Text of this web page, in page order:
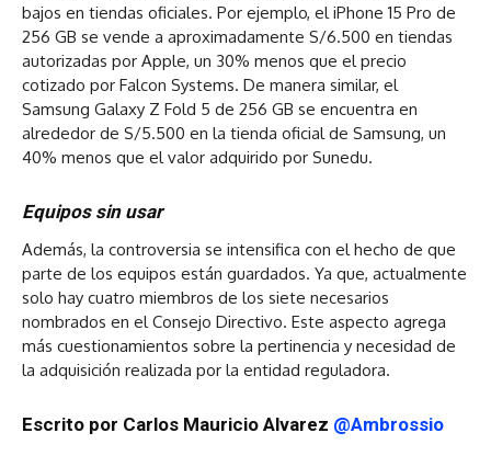
bajos en tiendas oficiales. Por ejemplo, el iPhone 15 Pro de
256 GB se vende a aproximadamente S/6.500 en tiendas
autorizadas por Apple, un 30% menos que el precio
cotizado por Falcon Systems. De manera similar, el
Samsung Galaxy Z Fold 5 de 256 GB se encuentra en
alrededor de S/5.500 en la tienda oficial de Samsung, un
40% menos que el valor adquirido por Sunedu.
Equipos sin usar
Además, la controversia se intensifica con el hecho de que
parte de los equipos están guardados. Ya que, actualmente
solo hay cuatro miembros de los siete necesarios
nombrados en el Consejo Directivo. Este aspecto agrega
más cuestionamientos sobre la pertinencia y necesidad de
la adquisición realizada por la entidad reguladora.
Escrito por Carlos Mauricio Alvarez @Ambrossio